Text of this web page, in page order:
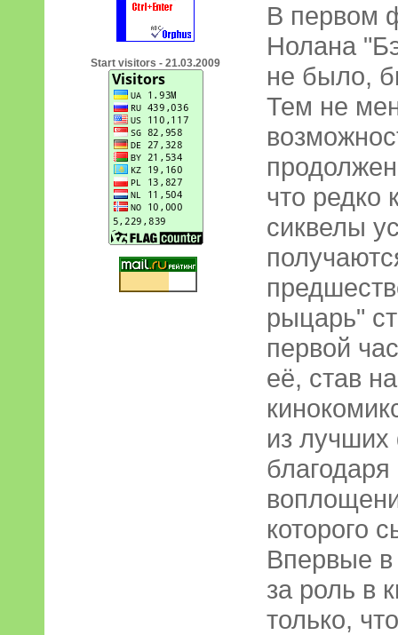
Start visitors - 21.03.2009
В первом
Нолана
не было,
Тем не
что редко
сиквелы
рыцарь"
первой
её, став
из
которого
Впервые в
за роль в
только,